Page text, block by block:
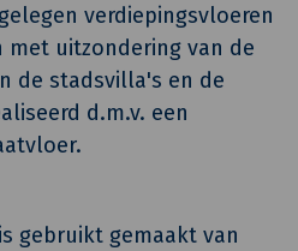
verdiepingsvloeren
uitzondering van de
de stadsvilla's en de
d.m.v. een
gebruikt gemaakt van